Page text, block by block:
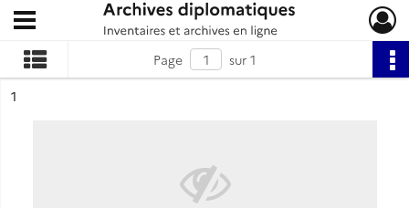
Archives diplomatiques
Ouvrir le menu déroulant
Page
sur 1
n°
1